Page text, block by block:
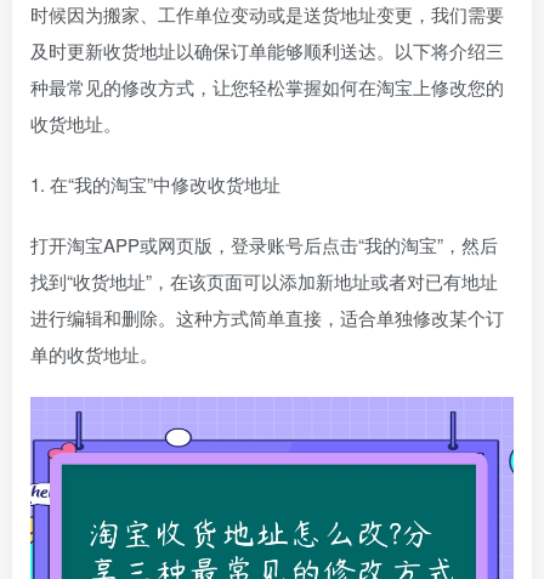
时候因为搬家、工作单位变动或是送货地址变更，我们需要
及时更新收货地址以确保订单能够顺利送达。以下将介绍三
种最常见的修改方式，让您轻松掌握如何在淘宝上修改您的
收货地址。
1. 在“我的淘宝”中修改收货地址
打开淘宝APP或网页版，登录账号后点击“我的淘宝”，然后
找到“收货地址”，在该页面可以添加新地址或者对已有地址
进行编辑和删除。这种方式简单直接，适合单独修改某个订
单的收货地址。